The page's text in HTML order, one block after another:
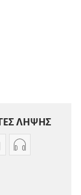
ΛΗΨΗΣ
Επιλογές